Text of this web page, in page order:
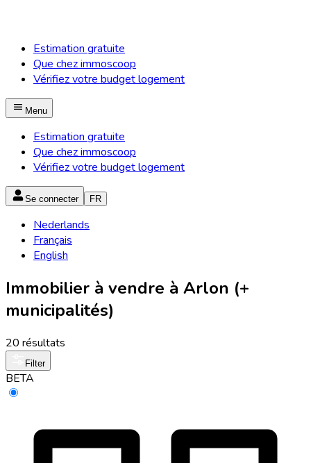
Estimation gratuite
Que chez immoscoop
Vérifiez votre budget logement
Menu
Estimation gratuite
Que chez immoscoop
Vérifiez votre budget logement
Se connecter FR
Nederlands
Français
English
Immobilier à vendre à Arlon (+
municipalités)
20 résultats
Filter
BETA